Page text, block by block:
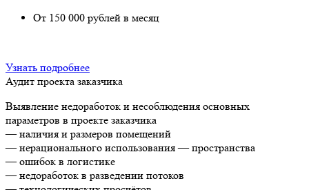
От 150 000 рублей в месяц
Узнать подробнее
Аудит проекта заказчика
Выявление недоработок и несоблюдения основных
параметров в проекте заказчика
— наличия и размеров помещений
— нерационального использования — пространства
— ошибок в логистике
— недоработок в разведении потоков